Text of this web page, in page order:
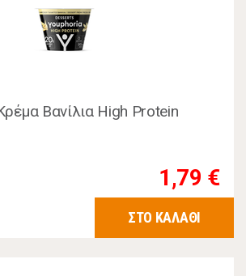
Βανίλια High Protein
1,79 €
ΣΤΟ ΚΑΛΑΘΙ